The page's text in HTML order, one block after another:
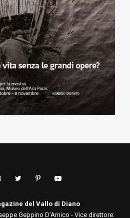
del Vallo di Diano
Geppino D’Amico - Vice direttore: